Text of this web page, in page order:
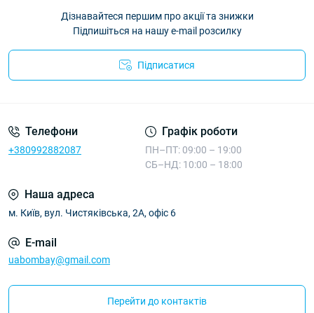
Дізнавайтеся першим про акції та знижки
Підпишіться на нашу e-mail розсилку
Підписатися
Телефони
+380992882087
Графік роботи
ПН–ПТ: 09:00 – 19:00
СБ–НД: 10:00 – 18:00
Наша адреса
м. Київ, вул. Чистяківська, 2А, офіс 6
E-mail
uabombay@gmail.com
Перейти до контактів